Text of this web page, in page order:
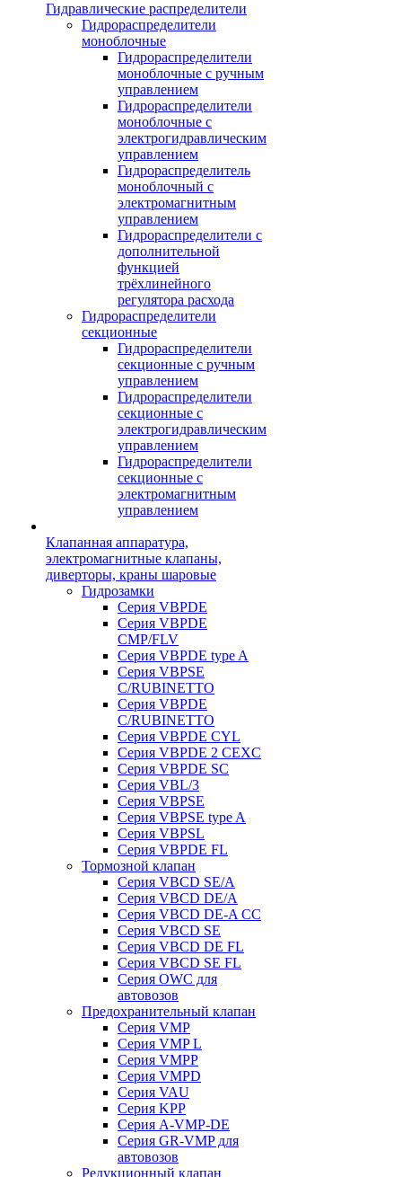
Гидравлические распределители
Гидрораспределители
моноблочные
Гидрораспределители
моноблочные с ручным
управлением
Гидрораспределители
моноблочные с
электрогидравлическим
управлением
Гидрораспределитель
моноблочный с
электромагнитным
управлением
Гидрораспределители с
дополнительной
функцией
трёхлинейного
регулятора расхода
Гидрораспределители
секционные
Гидрораспределители
секционные с ручным
управлением
Гидрораспределители
секционные с
электрогидравлическим
управлением
Гидрораспределители
секционные с
электромагнитным
управлением
Клапанная аппаратура,
электромагнитные клапаны,
диверторы, краны шаровые
Гидрозамки
Серия VBPDE
Серия VBPDE
CMP/FLV
Серия VBPDE type A
Серия VBPSE
C/RUBINETTO
Серия VBPDE
C/RUBINETTO
Серия VBPDE CYL
Серия VBPDE 2 CEXC
Серия VBPDE SC
Серия VBL/3
Серия VBPSE
Серия VBPSE type A
Серия VBPSL
Серия VBPDE FL
Тормозной клапан
Серия VBCD SE/A
Серия VBCD DE/A
Серия VBCD DE-A CC
Серия VBCD SE
Серия VBCD DE FL
Серия VBCD SE FL
Серия OWC для
автовозов
Предохранительный клапан
Серия VMP
Серия VMP L
Серия VMPP
Серия VMPD
Серия VAU
Серия KPP
Серия A-VMP-DE
Серия GR-VMP для
автовозов
Редукционный клапан